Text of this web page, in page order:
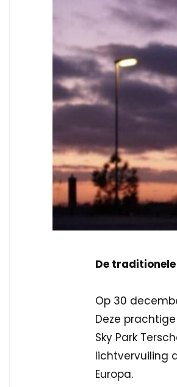
De
Op 30
Deze
Sky Park
lichtvervuiling
Europa.